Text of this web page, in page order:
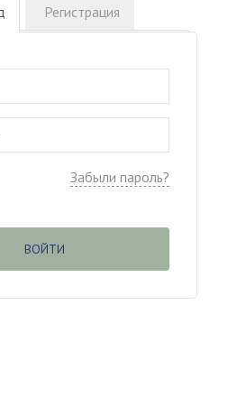
Регистрация
Забыли пароль?
ВОЙТИ